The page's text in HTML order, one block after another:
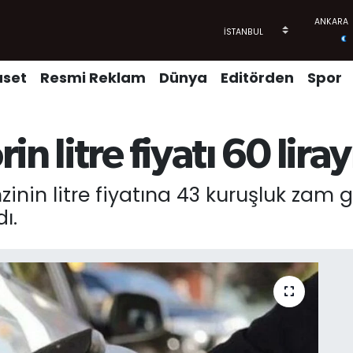
Resmi Reklam Dünya Editörden Spor
litre fiyatı 60
litre fiyatına 43 kuruşluk zam